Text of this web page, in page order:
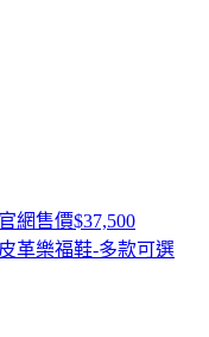
網售價$37,500
革樂福鞋-多款可選